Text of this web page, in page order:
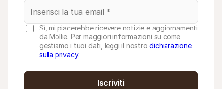
Sì, mi piacerebbe ricevere notizie e aggiornamenti
da Mollie. Per maggiori informazioni su come
gestiamo i tuoi dati, leggi il nostrodichiarazione
sulla privacy.
Iscriviti